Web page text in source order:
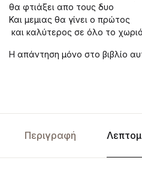
θα φτιάξει απο τους δυο
Και μεμιας θα γίνει ο πρώτος
και καλύτερος σε όλο το
Η απάντηση μόνο στο βιβλίο
Περιγραφή